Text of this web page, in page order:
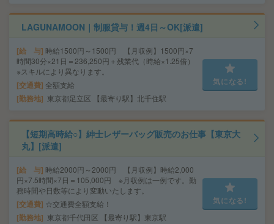
LAGUNAMOON｜制服貸与！週4日～OK[派遣]
給 与 時給1500円～1500円 【月収例】1500円×7
時間30分×21日＝236,250円＋残業代（時給×1.25倍）
※スキルにより異なります。
交通費 全額支給
勤務地 東京都足立区 【最寄り駅】北千住駅
気になる!
【短期高時給○】紳士レザーバッグ販売のお仕事【東京大
丸】[派遣]
給 与 時給2000円～2000円 【月収例】時給2,000
円×7.5時間×7日＝105,000円 ※月収例は一例です。勤
務時間や日数等により変動いたします。
交通費 ☆交通費全額支給！
勤務地 東京都千代田区 【最寄り駅】東京駅
気になる!